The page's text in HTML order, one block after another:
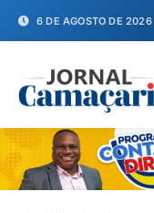
6 DE AGOSTO DE 2026